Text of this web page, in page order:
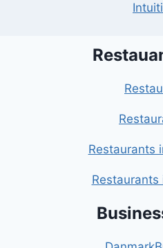
Restaurants
Restaurants